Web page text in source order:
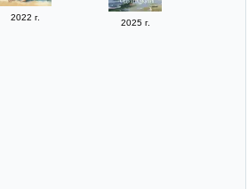
2022 г.
2025 г.